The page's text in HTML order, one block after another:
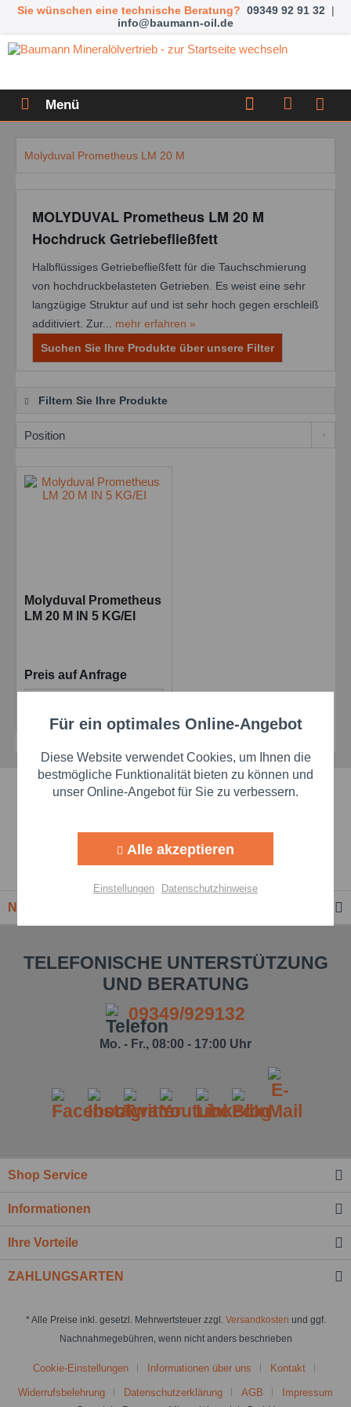
Sie wünschen eine technische Beratung? 09349 92 91 32 |
info@baumann-oil.de
Menü
Molyduval Prometheus LM 20 M
MOLYDUVAL Prometheus LM 20 M
Hochdruck Getriebefließfett
Halbflüssiges Getriebefließfett für die Tauchschmierung
von hochdruckbelasteten Getrieben. Es weist eine sehr
langzügige Struktur auf und ist sehr hoch gegen erschleiß
additiviert. Zur... mehr erfahren »
Suchen Sie Ihre Produkte über unsere Filter
Filtern Sie Ihre Produkte
Molyduval Prometheus
LM 20 M IN 5 KG/EI
Preis auf Anfrage
Schnelle Lieferzeiten
Beste Markenqualität
Newsletter
TELEFONISCHE UNTERSTÜTZUNG
UND BERATUNG
09349/929132
Mo. - Fr., 08:00 - 17:00 Uhr
Shop Service
Informationen
Ihre Vorteile
ZAHLUNGSARTEN
* Alle Preise inkl. gesetzl. Mehrwertsteuer zzgl. Versandkosten und ggf.
Nachnahmegebühren, wenn nicht anders beschrieben
Cookie-Einstellungen Informationen über uns Kontakt
Widerrufsbelehrung Datenschutzerklärung AGB
Impressum
Funktionale Aktiv
Marketing Aktiv
Personalisierung Aktiv
Einstellungen speichern
Für ein optimales Online-Angebot
Diese Website verwendet Cookies, um Ihnen die
bestmögliche Funktionalität bieten zu können und
unser Online-Angebot für Sie zu verbessern.
Alle akzeptieren
Einstellungen Datenschutzhinweise